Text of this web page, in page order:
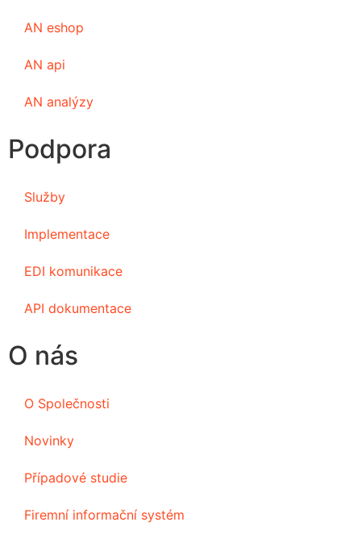
AN eshop
AN api
AN analýzy
Podpora
Služby
Implementace
EDI komunikace
API dokumentace
O nás
O Společnosti
Novinky
Případové studie
Firemní informační systém